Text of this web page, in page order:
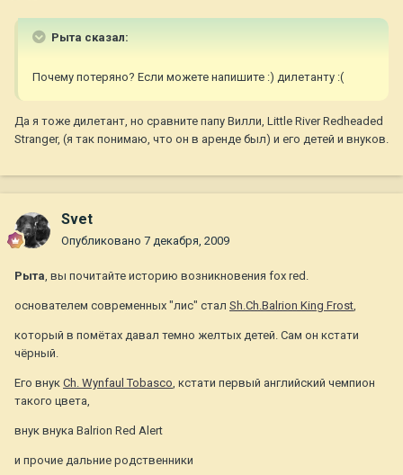
Рыта сказал:
Почему потеряно? Если можете напишите :) дилетанту :(
Да я тоже дилетант, но сравните папу Вилли, Little River Redheaded
Stranger, (я так понимаю, что он в аренде был) и его детей и внуков.
Svet
Опубликовано 7 декабря, 2009
Рыта, вы почитайте историю возникновения fox red.
основателем современных "лис" стал Sh.Ch.Balrion King Frost,
который в помётах давал темно желтых детей. Сам он кстати
чёрный.
Его внук Ch. Wynfaul Tobasco, кстати первый английский чемпион
такого цвета,
внук внука Balrion Red Alert
и прочие дальние родственники